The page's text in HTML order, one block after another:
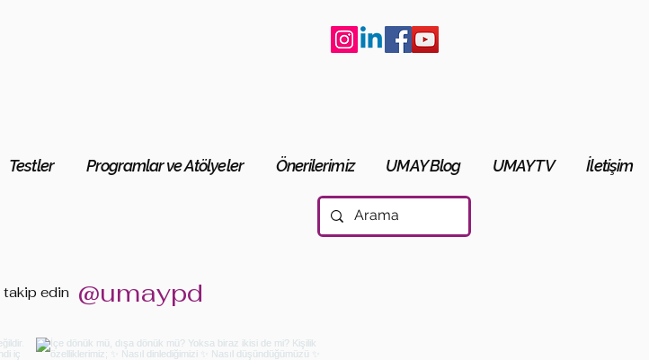
Testler Programlar ve Atölyeler Önerilerimiz UMAY Blog UMAY TV İletişim
takip edin @umaypd